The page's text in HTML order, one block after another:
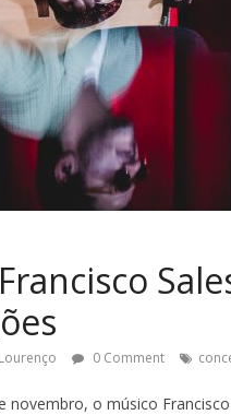
0 Comment
novembro, o músico